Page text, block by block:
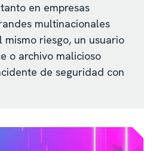
en empresas
multinacionales
mismo riesgo, un usuario
o archivo malicioso
de seguridad con